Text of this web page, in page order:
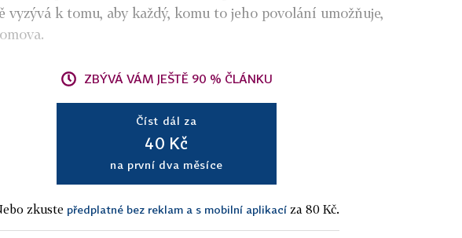
vyzývá k tomu, aby každý, komu to jeho povolání umožňuje,
ZBÝVÁ VÁM JEŠTĚ 90 % ČLÁNKU
Číst dál za
40 Kč
na první dva měsíce
zkuste předplatné bez reklam a s mobilní aplikací za 80 Kč.